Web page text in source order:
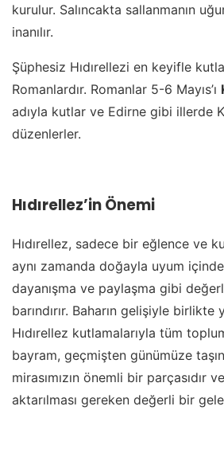
kurulur. Salıncakta sallanmanın
inanılır.
Şüphesiz Hıdırellezi en keyifle
Romanlardır. Romanlar 5-6 Mayıs’ı
adıyla kutlar ve Edirne gibi illerde
düzenlerler.
Hıdırellez’in Önemi
Hıdırellez, sadece bir eğlence ve
aynı zamanda doğayla uyum
dayanışma ve paylaşma gibi
barındırır. Baharın gelişiyle birlikte
Hıdırellez kutlamalarıyla tüm
bayram, geçmişten günümüze
mirasımızın önemli bir parçasıdır
aktarılması gereken değerli bir